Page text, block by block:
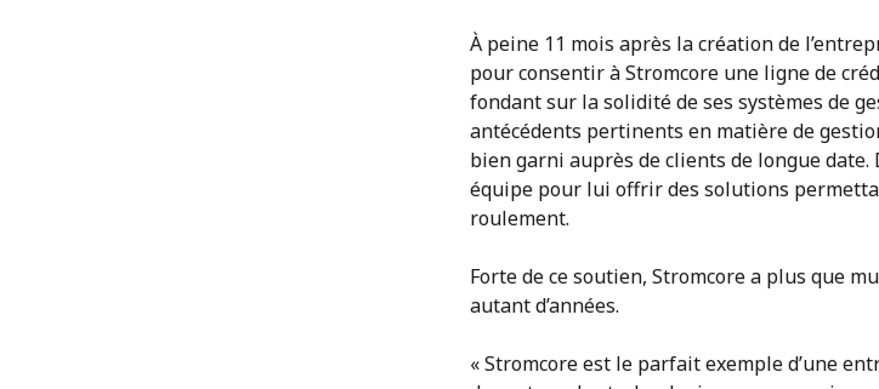
À peine 11 mois après la création de
pour consentir à Stromcore une ligne de
fondant sur la solidité de ses systèmes de
antécédents pertinents en matière de
bien garni auprès de clients de longue date.
équipe pour lui offrir des solutions
roulement.
Forte de ce soutien, Stromcore a plus que
autant d’années.
« Stromcore est le parfait exemple d’une